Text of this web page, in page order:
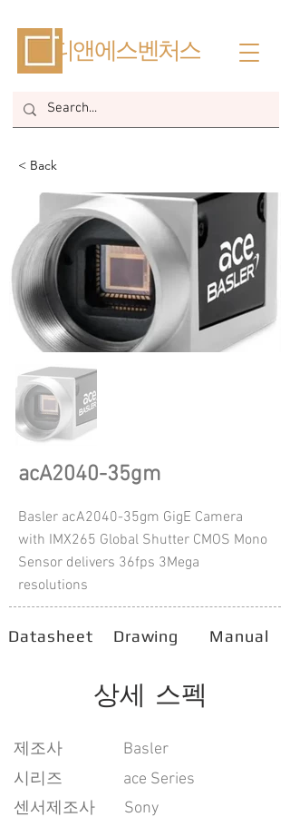
​디앤에스벤처스
< Back
acA2040-35gm
Basler acA2040-35gm GigE Camera
with IMX265 Global Shutter CMOS Mono
Sensor delivers 36fps 3Mega
resolutions
Datasheet Drawing Manual
상세 스펙
​제조사
시리즈
ace Series
센서제조사
Sony
Basler